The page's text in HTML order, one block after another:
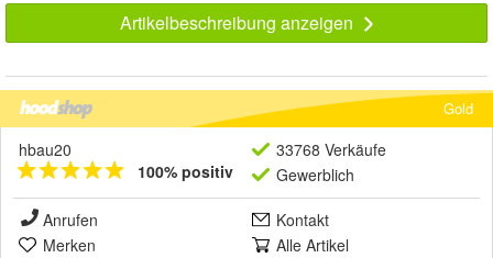
Artikelbeschreibung anzeigen
Gold
hbau20
100% positiv
33768 Verkäufe
Gewerblich
Anrufen
Kontakt
Merken
Alle Artikel